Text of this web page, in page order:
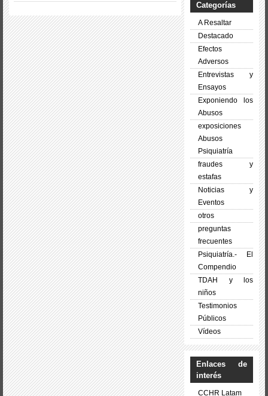
Categorías
A Resaltar
Destacado
Efectos
Adversos
Entrevistas y
Ensayos
Exponiendo los
Abusos
exposiciones
Abusos
Psiquiatría
fraudes y
estafas
Noticias y
Eventos
otros
preguntas
frecuentes
Psiquiatría.- El
Compendio
TDAH y los
niños
Testimonios
Públicos
Vídeos
Enlaces de
interés
CCHR Latam